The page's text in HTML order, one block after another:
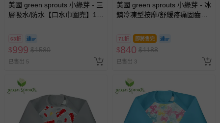
美國 green sprouts 小綠芽 - 三
層吸水/防水【口水巾圍兜】10
63折
$999 $1580
已售出 5
美國 green sprouts 小綠芽 - 冰
鎮冷凍型按摩/舒緩疼痛固齒器_
71折 即將售完
$840 $1188
已售出 3